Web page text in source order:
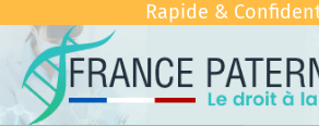
Rapide &